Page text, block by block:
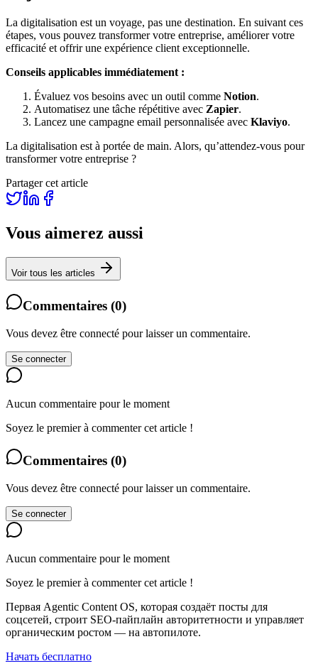
La digitalisation est un voyage, pas une destination. En suivant ces
étapes, vous pouvez transformer votre entreprise, améliorer votre
efficacité et offrir une expérience client exceptionnelle.
Conseils applicables immédiatement :
Évaluez vos besoins avec un outil comme Notion.
Automatisez une tâche répétitive avec Zapier.
Lancez une campagne email personnalisée avec Klaviyo.
La digitalisation est à portée de main. Alors, qu’attendez-vous pour
transformer votre entreprise ?
Partager cet article
Vous aimerez aussi
Voir tous les articles
Commentaires (0)
Vous devez être connecté pour laisser un commentaire.
Se connecter
Aucun commentaire pour le moment
Soyez le premier à commenter cet article !
Commentaires (0)
Vous devez être connecté pour laisser un commentaire.
Se connecter
Aucun commentaire pour le moment
Soyez le premier à commenter cet article !
Первая Agentic Content OS, которая создаёт посты для
соцсетей, строит SEO-пайплайн авторитетности и управляет
органическим ростом — на автопилоте.
Начать бесплатно